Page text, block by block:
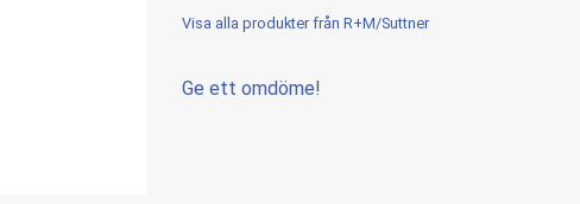
Visa alla produkter från R+M/Suttner
Ge ett omdöme!